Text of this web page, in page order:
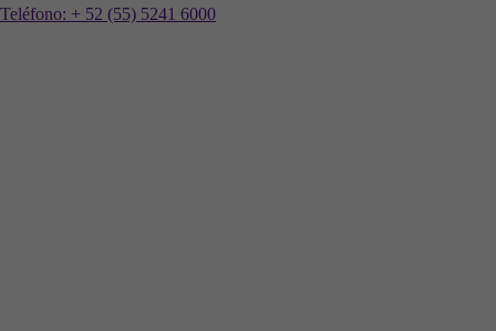
Teléfono: + 52 (55) 5241 6000